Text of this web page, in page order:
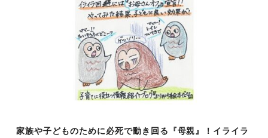
家族や子どものために必死で動き回る『母親』！イライラ